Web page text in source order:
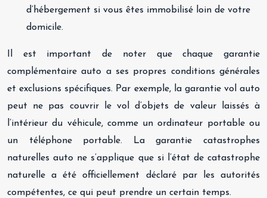
d’hébergement si vous êtes immobilisé loin de votre
domicile.
Il est important de noter que chaque garantie
complémentaire auto a ses propres conditions générales
et exclusions spécifiques. Par exemple, la garantie vol auto
peut ne pas couvrir le vol d’objets de valeur laissés à
l’intérieur du véhicule, comme un ordinateur portable ou
un téléphone portable. La garantie catastrophes
naturelles auto ne s’applique que si l’état de catastrophe
naturelle a été officiellement déclaré par les autorités
compétentes, ce qui peut prendre un certain temps.